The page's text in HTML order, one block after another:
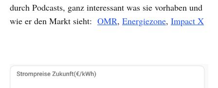
durch Podcasts, ganz interessant was sie vorhaben und
wie er den Markt sieht: OMR, Energiezone, Impact X